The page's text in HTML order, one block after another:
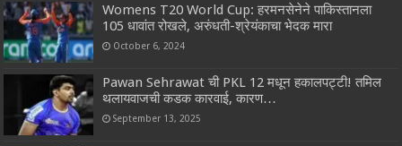
Womens T20 World Cup: हरमनसेनेने पाकिस्तानला
105 धावांत रोखले, अरुंधती-श्रेयंकाचा भेदक मारा
October 6, 2024
Pawan Sehrawat ची PKL 12 मधून हकालपट्टी! तमिल
थलायवाजची कडक कारवाई, कारण…
September 13, 2025